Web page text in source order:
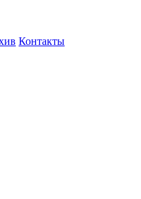
Контакты